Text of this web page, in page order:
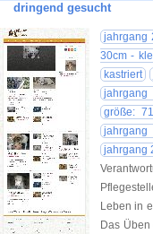
dringend gesucht
jahrgang
30cm -
kastriert
jahrgang
größe:
jahrgang
jahrgang
Leben in
Das